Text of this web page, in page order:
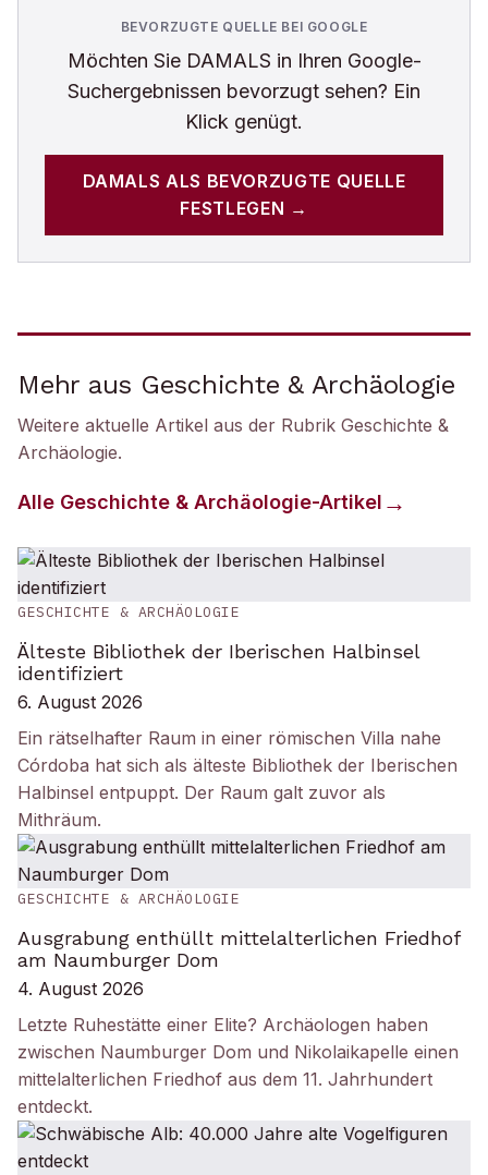
BEVORZUGTE QUELLE BEI GOOGLE
Möchten Sie DAMALS in Ihren Google-
Suchergebnissen bevorzugt sehen? Ein
Klick genügt.
DAMALS ALS BEVORZUGTE QUELLE
FESTLEGEN →
Mehr aus Geschichte & Archäologie
Weitere aktuelle Artikel aus der Rubrik Geschichte &
Archäologie.
Alle Geschichte & Archäologie-Artikel
GESCHICHTE & ARCHÄOLOGIE
Älteste Bibliothek der Iberischen Halbinsel
identifiziert
6. August 2026
Ein rätselhafter Raum in einer römischen Villa nahe
Córdoba hat sich als älteste Bibliothek der Iberischen
Halbinsel entpuppt. Der Raum galt zuvor als
Mithräum.
GESCHICHTE & ARCHÄOLOGIE
Ausgrabung enthüllt mittelalterlichen Friedhof
am Naumburger Dom
4. August 2026
Letzte Ruhestätte einer Elite? Archäologen haben
zwischen Naumburger Dom und Nikolaikapelle einen
mittelalterlichen Friedhof aus dem 11. Jahrhundert
entdeckt.